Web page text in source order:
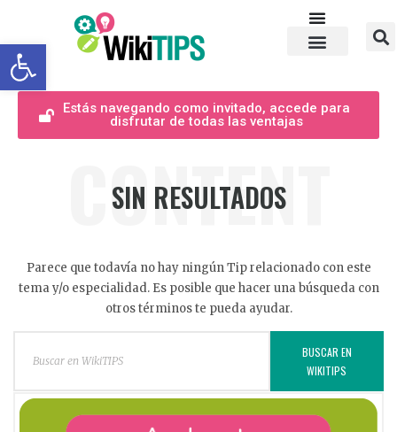
Abrir barra de herramientas
Estás navegando como invitado, accede para
disfrutar de todas las ventajas
CONTENT
SIN RESULTADOS
Parece que todavía no hay ningún Tip relacionado con este
tema y/o especialidad. Es posible que hacer una búsqueda con
otros términos te pueda ayudar.
BUSCAR EN
WIKITIPS